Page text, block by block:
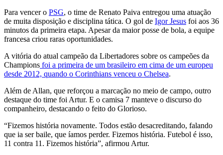
Para vencer o PSG, o time de Renato Paiva entregou uma atuação
de muita disposição e disciplina tática. O gol de Igor Jesus foi aos 36
minutos da primeira etapa. Apesar da maior posse de bola, a equipe
francesa criou raras oportunidades.
A vitória do atual campeão da Libertadores sobre os campeões da
Champions foi a primeira de um brasileiro em cima de um europeu
desde 2012, quando o Corinthians venceu o Chelsea.
Além de Allan, que reforçou a marcação no meio de campo, outro
destaque do time foi Artur. E o camisa 7 manteve o discurso do
companheiro, destacando o feito do Glorioso.
“Fizemos história novamente. Todos estão desacreditando, falando
que ia ser baile, que íamos perder. Fizemos história. Futebol é isso,
11 contra 11. Fizemos história”, afirmou Artur.